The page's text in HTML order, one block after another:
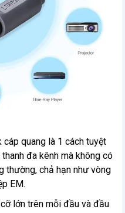
cáp quang là 1 cách tuyệt
đa kênh mà không có
thường, chả hạn như vòng
EM.
lớn trên mỗi đầu và đầu